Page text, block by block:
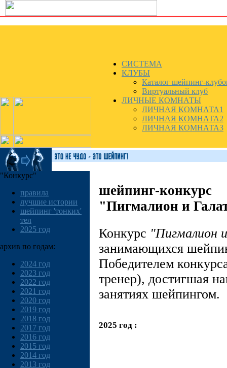
СИСТЕМА
КЛУБЫ
Каталог шейпинг-
Виртуальный клуб
ЛИЧНЫЕ КОМНАТЫ
ЛИЧНАЯ КОМНАТА1
ЛИЧНАЯ КОМНАТА2
ЛИЧНАЯ КОМНАТА3
"Конкурс"
правила
лучшие истории
шейпинг 'тонких'
тел
2025 год
архив по годам:
2024 год
2023 год
2022 год
2021 год
2020 год
2019 год
2018 год
2017 год
2016 год
2015 год
2014 год
2013 год
шейпинг-конкурс
"Пигмалион и
Конкурс "Пигмалион
занимающихся
Победителем
тренер), достигшая
занятиях шейпингом.
2025 год :